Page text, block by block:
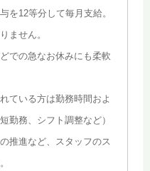
を12等分して毎月支給。
ません。
での急なお休みにも柔軟
ている方は勤務時間およ
勤務、シフト調整など）
推進など、スタッフのス